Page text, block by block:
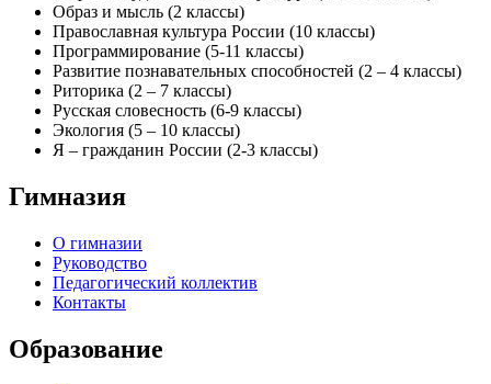
Об­раз и мысль (2 клас­сы)
Пра­вос­лавная куль­ту­ра Рос­сии (10 клас­сы)
Прог­рамми­рова­ние (5-11 клас­сы)
Раз­ви­тие поз­на­ватель­ных спо­соб­ностей (2 – 4 клас­сы)
Ри­тори­ка (2 – 7 клас­сы)
Русс­кая сло­вес­ность (6-9 клас­сы)
Эко­логия (5 – 10 клас­сы)
Я – граж­да­нин Рос­сии (2-3 клас­сы)
Гимназия
О гимназии
Руководство
Педагогический коллектив
Контакты
Образование